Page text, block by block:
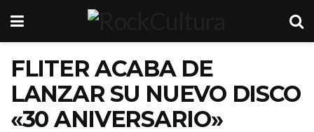
FLITER ACABA DE
LANZAR SU NUEVO DISCO
«30 ANIVERSARIO»